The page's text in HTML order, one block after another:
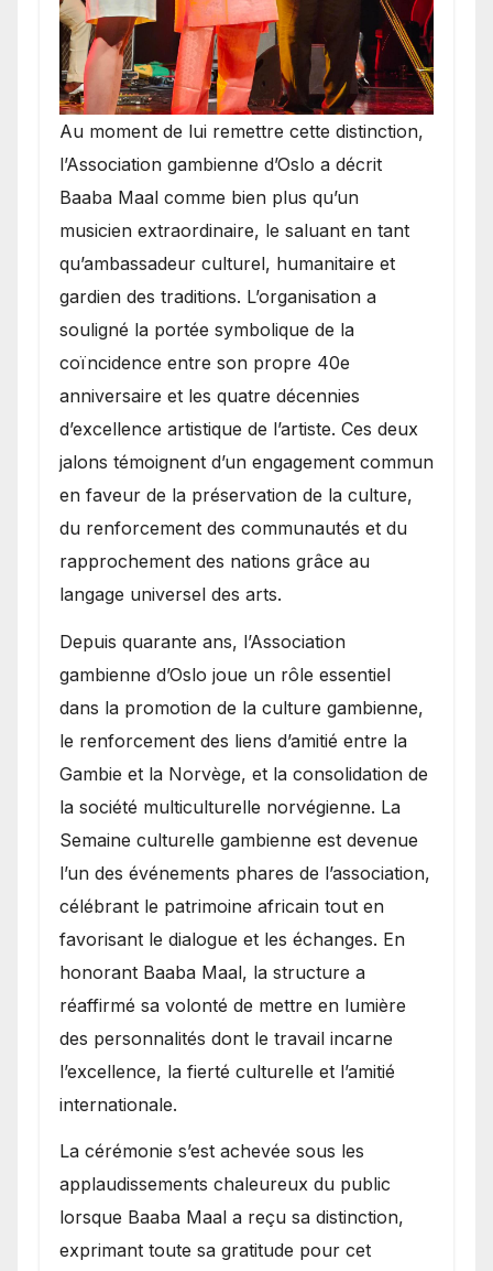
​Au moment de lui remettre cette distinction,
l’Association gambienne d’Oslo a décrit
Baaba Maal comme bien plus qu’un
musicien extraordinaire, le saluant en tant
qu’ambassadeur culturel, humanitaire et
gardien des traditions. L’organisation a
souligné la portée symbolique de la
coïncidence entre son propre 40e
anniversaire et les quatre décennies
d’excellence artistique de l’artiste. Ces deux
jalons témoignent d’un engagement commun
en faveur de la préservation de la culture,
du renforcement des communautés et du
rapprochement des nations grâce au
langage universel des arts.
​Depuis quarante ans, l’Association
gambienne d’Oslo joue un rôle essentiel
dans la promotion de la culture gambienne,
le renforcement des liens d’amitié entre la
Gambie et la Norvège, et la consolidation de
la société multiculturelle norvégienne. La
Semaine culturelle gambienne est devenue
l’un des événements phares de l’association,
célébrant le patrimoine africain tout en
favorisant le dialogue et les échanges. En
honorant Baaba Maal, la structure a
réaffirmé sa volonté de mettre en lumière
des personnalités dont le travail incarne
l’excellence, la fierté culturelle et l’amitié
internationale.
​La cérémonie s’est achevée sous les
applaudissements chaleureux du public
lorsque Baaba Maal a reçu sa distinction,
exprimant toute sa gratitude pour cet